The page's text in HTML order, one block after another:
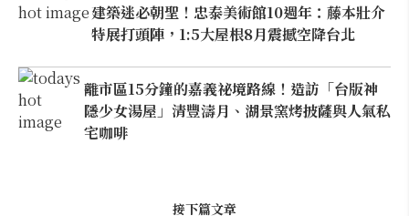
建築迷必朝聖！忠泰美術館10週年：藤本壯介
特展打頭陣，1:5大屋根8月震撼空降台北
離市區15分鐘的嘉義祕境路線！造訪「台版神
隱少女湯屋」清豐濤月、湖景窯烤披薩與人氣私
宅咖啡
接下篇文章